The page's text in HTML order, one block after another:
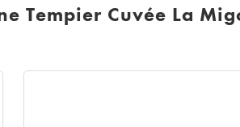
Tempier Cuvée La